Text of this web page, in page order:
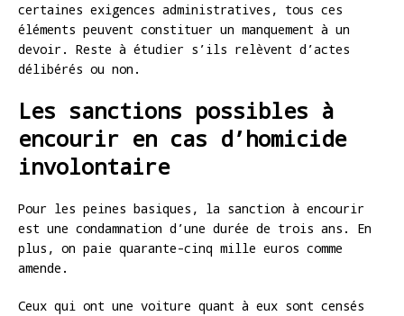
certaines exigences administratives, tous ces
éléments peuvent constituer un manquement à un
devoir. Reste à étudier s’ils relèvent d’actes
délibérés ou non.
Les sanctions possibles à
encourir en cas d’homicide
involontaire
Pour les peines basiques, la sanction à encourir
est une condamnation d’une durée de trois ans. En
plus, on paie quarante-cinq mille euros comme
amende.
Ceux qui ont une voiture quant à eux sont censés